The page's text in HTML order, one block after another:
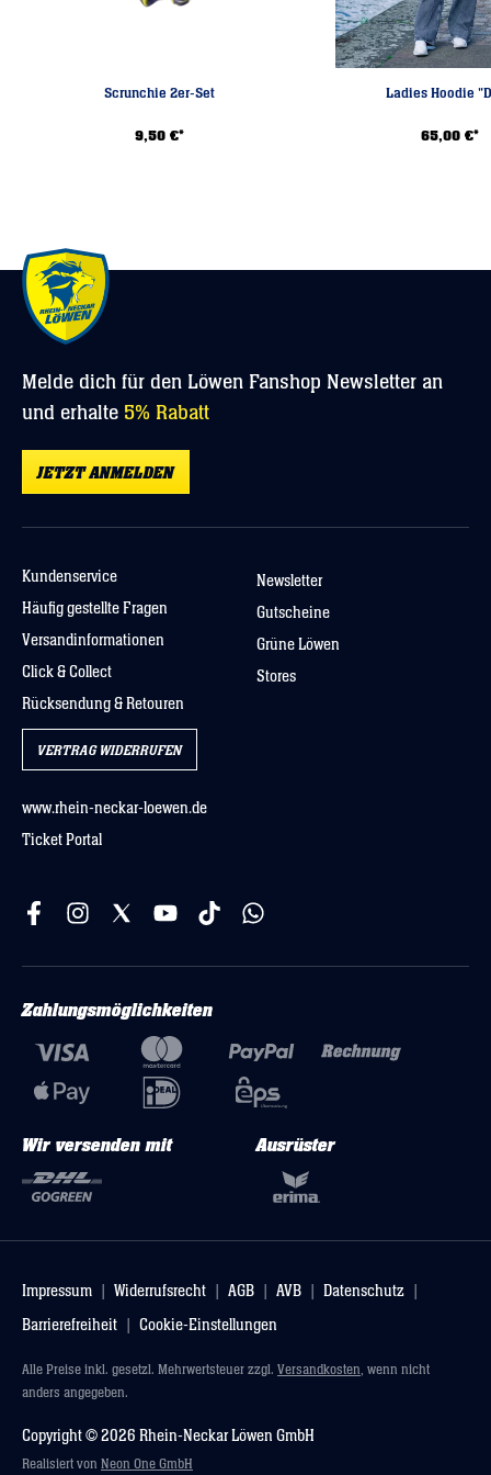
Scrunchie 2er-Set
9,50 €*
Ladies Hoodie
65,00 €*
Melde dich für den Löwen Fanshop Newsletter an
und erhalte 5% Rabatt
JETZT ANMELDEN
Kundenservice
Häufig gestellte Fragen
Versandinformationen
Click & Collect
Rücksendung & Retouren
Newsletter
Gutscheine
Grüne Löwen
Stores
VERTRAG WIDERRUFEN
www.rhein-neckar-loewen.de
Ticket Portal
Zahlungsmöglichkeiten
Wir versenden mit Ausrüster
Copyright © 2026 Rhein-Neckar Löwen GmbH
Realisiert von Neon One GmbH
Impressum Widerrufsrecht AGB AVB Datenschutz
Barrierefreiheit Cookie-Einstellungen
Alle Preise inkl. gesetzl. Mehrwertsteuer zzgl. Versandkosten, wenn nicht
anders angegeben.